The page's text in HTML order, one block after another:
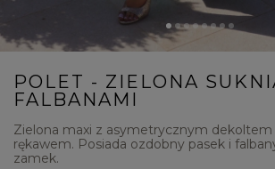
POLET - ZIELONA
FALBANAMI
Zielona maxi z asymetrycznym dekoltem
rękawem. Posiada ozdobny pasek i
zamek.